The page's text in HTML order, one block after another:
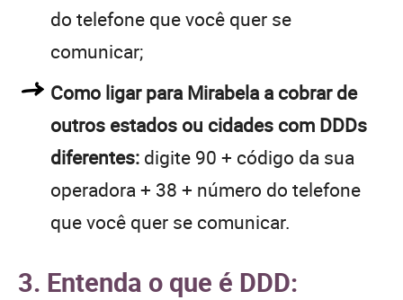
do telefone que você quer se
comunicar;
Como ligar para Mirabela a cobrar de
outros estados ou cidades com DDDs
diferentes: digite 90 + código da sua
operadora + 38 + número do telefone
que você quer se comunicar.
3. Entenda o que é DDD: